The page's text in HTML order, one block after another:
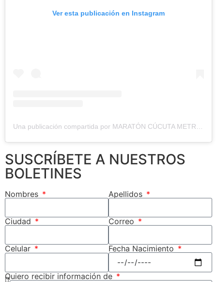
Ver esta publicación en Instagram
SUSCRÍBETE A NUESTROS
BOLETINES
Nombres Apellidos
Ciudad Correo
Celular Fecha Nacimiento
Quiero recibir información de